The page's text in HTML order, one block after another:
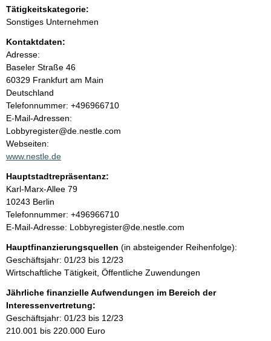
n
i
n
h
a
l
t
Tätigkeitskategorie:
Sonstiges Unternehmen
Kontaktdaten:
Adresse:
Baseler Straße 46
60329 Frankfurt am Main
Deutschland
K
o
n
t
a
t
i
n
o
r
m
a
i
o
n
e
Telefonnummer: +496966710
E-Mail-Adressen:
Lobbyregister@de.nestle.com
Webseiten:
www.nestle.de
Hauptstadtrepräsentanz:
A
d
r
e
s
e
Karl-Marx-Allee 79
10243 Berlin
K
o
t
a
k
t
i
n
f
Telefonnummer: +496966710
E-Mail-Adresse: Lobbyregister@de.nestle.com
Hauptfinanzierungsquellen (in absteigender Reihenfolge):
Geschäftsjahr: 01/23 bis 12/23
Wirtschaftliche Tätigkeit, Öffentliche Zuwendungen
Jährliche finanzielle Aufwendungen im Bereich der
Interessenvertretung:
Geschäftsjahr: 01/23 bis 12/23
210.001 bis 220.000 Euro